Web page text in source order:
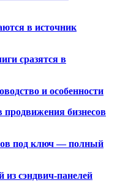
в источник
сразятся в
и особенности
бизнесов
под ключ — полный
из сэндвич-панелей